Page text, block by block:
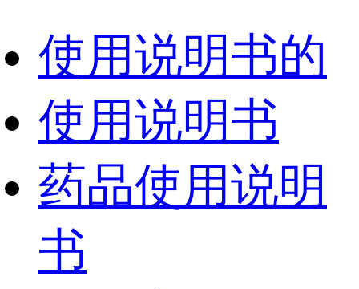
使用说明书的
使用说明书
药品使用说明
书